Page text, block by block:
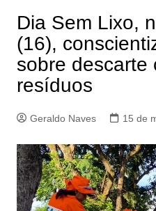
Dia Sem Lixo,
(16),
sobre descarte
resíduos
Geraldo Naves 15 de